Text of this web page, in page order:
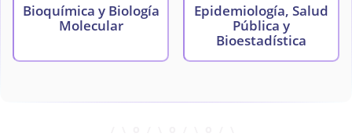
Bioquímica y Biología
Molecular
Epidemiología, Salud
Pública y
Bioestadística